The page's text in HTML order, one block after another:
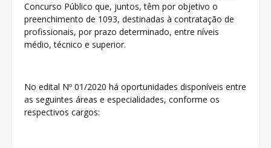
Concurso Público que, juntos, têm por objetivo o
preenchimento de 1093, destinadas à contratação de
profissionais, por prazo determinado, entre níveis
médio, técnico e superior.
No edital Nº 01/2020 há oportunidades disponíveis entre
as seguintes áreas e especialidades, conforme os
respectivos cargos: